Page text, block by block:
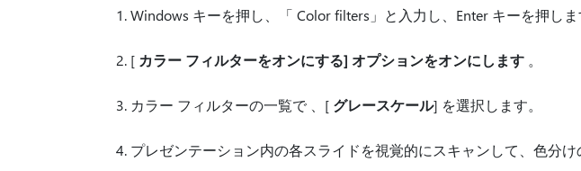
Windows キーを押し、「 Color filters」と入力し、Enter キーを押しま
[ カラー フィルターをオンにする] オプションをオンにします 。
カラー フィルターの一覧で 、[ グレースケール] を選択します。
プレゼンテーション内の各スライドを視覚的にスキャンして、色分け